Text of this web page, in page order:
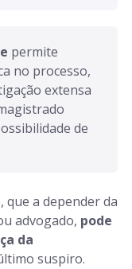
permite
no processo,
extensa
de
que a depender da
advogado, pode
da
suspiro.